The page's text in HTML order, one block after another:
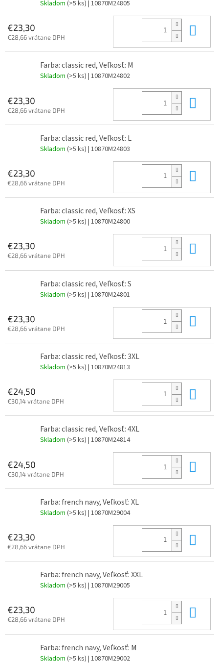
Skladom (>5 ks) | 10870M24805
€23,30
€28,66 vrátane DPH
Farba: classic red, Veľkosť: M
Skladom (>5 ks) | 10870M24802
€23,30
€28,66 vrátane DPH
Farba: classic red, Veľkosť: L
Skladom (>5 ks) | 10870M24803
€23,30
€28,66 vrátane DPH
Farba: classic red, Veľkosť: XS
Skladom (>5 ks) | 10870M24800
€23,30
€28,66 vrátane DPH
Farba: classic red, Veľkosť: S
Skladom (>5 ks) | 10870M24801
€23,30
€28,66 vrátane DPH
Farba: classic red, Veľkosť: 3XL
Skladom (>5 ks) | 10870M24813
€24,50
€30,14 vrátane DPH
Farba: classic red, Veľkosť: 4XL
Skladom (>5 ks) | 10870M24814
€24,50
€30,14 vrátane DPH
Farba: french navy, Veľkosť: XL
Skladom (>5 ks) | 10870M29004
€23,30
€28,66 vrátane DPH
Farba: french navy, Veľkosť: XXL
Skladom (>5 ks) | 10870M29005
€23,30
€28,66 vrátane DPH
Farba: french navy, Veľkosť: M
Skladom (>5 ks) | 10870M29002